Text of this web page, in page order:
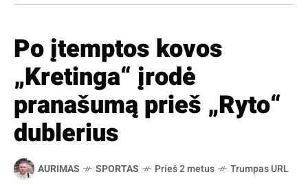
Po įtemptos kovos
„Kretinga“ įrodė
pranašumą prieš „Ryto“
dublerius
AURIMAS SPORTAS Prieš 2 metus Trumpas URL